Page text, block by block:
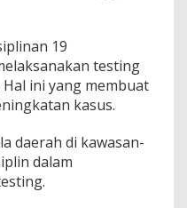
19
testing
ini yang membuat
kasus.
daerah di kawasan-
dalam